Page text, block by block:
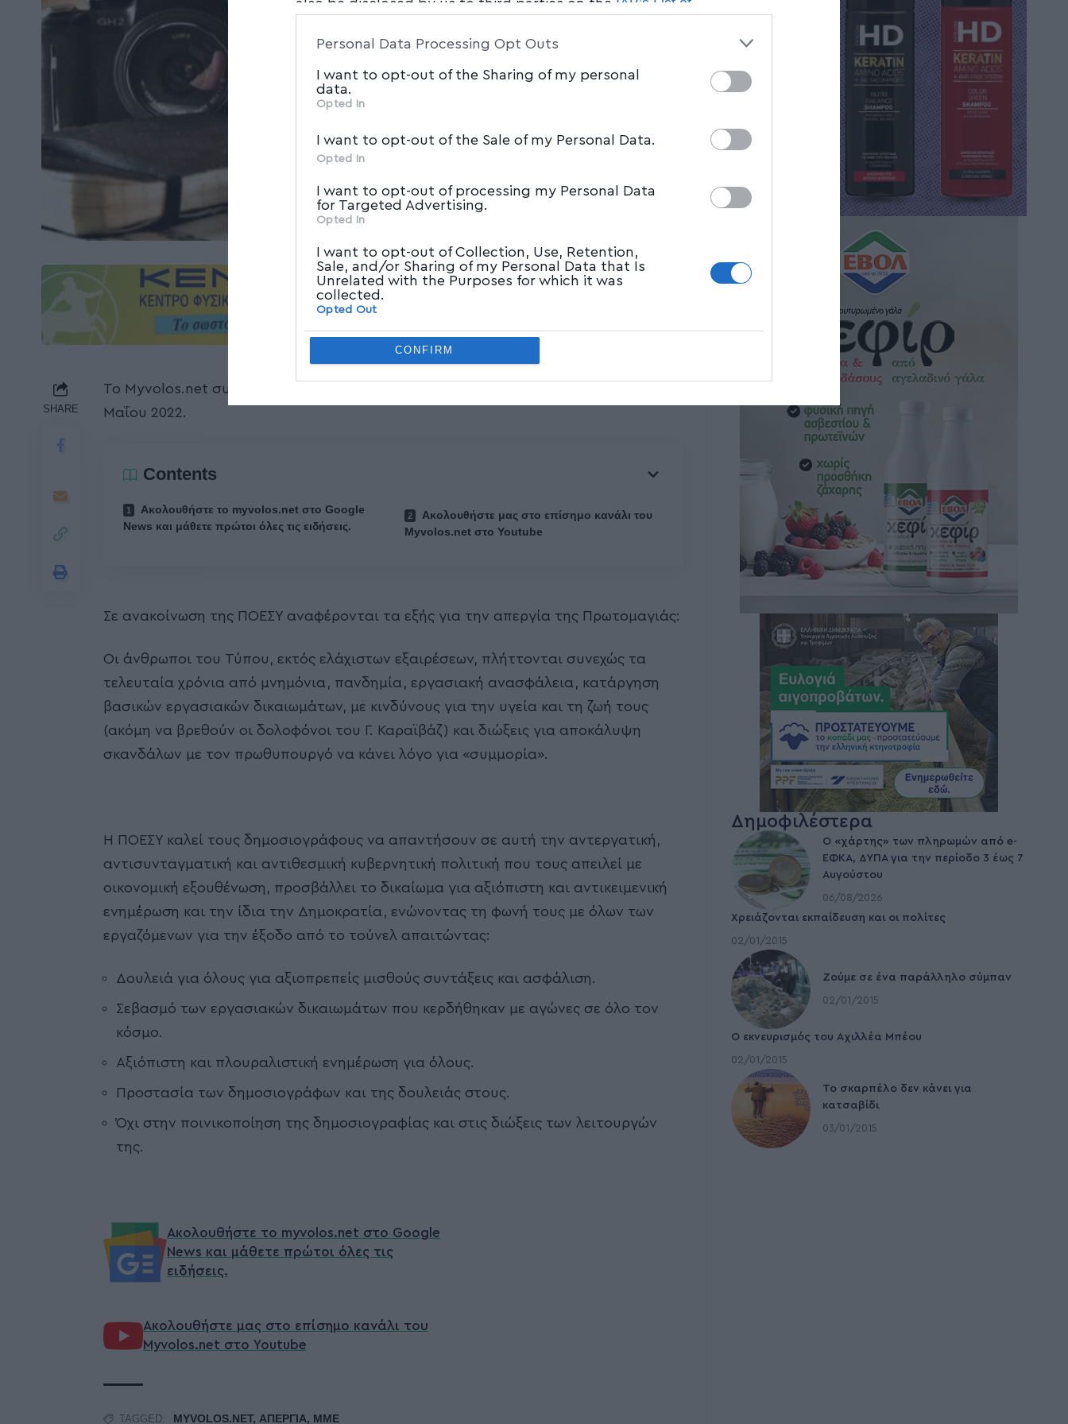
also be disclosed by us to third parties on the IAB’s List of
parties.
Personal Data Processing Opt Outs
I want to opt-out of the Sharing of my personal
data.
Opted In
I want to opt-out of the Sale of my Personal Data.
Opted In
I want to opt-out of processing my Personal Data
for Targeted Advertising.
Opted In
I want to opt-out of Collection, Use, Retention,
Sale, and/or Sharing of my Personal Data that Is
Unrelated with the Purposes for which it was
collected.
Opted Out
CONFIRM
SHARE
Το Myvolos.net συμμετέχει στην 24ωρη απεργία στα ΜΜΕ, σήμερα Δευτέρα 2
Μαΐου 2022.
Contents
Ακολουθήστε το myvolos.net στο Google
News και μάθετε πρώτοι όλες τις ειδήσεις.
Ακολουθήστε μας στο επίσημο κανάλι του
Myvolos.net στο Youtube
Σε ανακοίνωση της ΠΟΕΣΥ αναφέρονται τα εξής για την απεργία της Πρωτομαγιάς:
Οι άνθρωποι του Τύπου, εκτός ελάχιστων εξαιρέσεων, πλήττονται συνεχώς τα
τελευταία χρόνια από μνημόνια, πανδημία, εργασιακή ανασφάλεια, κατάργηση
βασικών εργασιακών δικαιωμάτων, με κινδύνους για την υγεία και τη ζωή τους
(ακόμη να βρεθούν οι δολοφόνοι του Γ. Καραϊβάζ) και διώξεις για αποκάλυψη
σκανδάλων με τον πρωθυπουργό να κάνει λόγο για «συμμορία».
Η ΠΟΕΣΥ καλεί τους δημοσιογράφους να απαντήσουν σε αυτή την αντεργατική,
αντισυνταγματική και αντιθεσμική κυβερνητική πολιτική που τους απειλεί με
οικονομική εξουθένωση, προσβάλλει το δικαίωμα για αξιόπιστη και αντικειμενική
ενημέρωση και την ίδια την Δημοκρατία, ενώνοντας τη φωνή τους με όλων των
εργαζόμενων για την έξοδο από το τούνελ απαιτώντας:
Δουλειά για όλους για αξιοπρεπείς μισθούς συντάξεις και ασφάλιση.
Σεβασμό των εργασιακών δικαιωμάτων που κερδήθηκαν με αγώνες σε όλο τον
κόσμο.
Αξιόπιστη και πλουραλιστική ενημέρωση για όλους.
Προστασία των δημοσιογράφων και της δουλειάς στους.
Όχι στην ποινικοποίηση της δημοσιογραφίας και στις διώξεις των λειτουργών
της.
Ακολουθήστε το myvolos.net στο Google
News και μάθετε πρώτοι όλες τις
ειδήσεις.
Ακολουθήστε μας στο επίσημο κανάλι του
Myvolos.net στο Youtube
TAGGED: MYVOLOS.NET, ΑΠΕΡΓΙΑ, ΜΜΕ
Δημοφιλέστερα
Ο «χάρτης» των πληρωμών από e-
ΕΦΚΑ, ΔΥΠΑ για την περίοδο 3 έως 7
Αυγούστου
06/08/2026
Χρειάζονται εκπαίδευση και οι πολίτες
02/01/2015
Ζούμε σε ένα παράλληλο σύμπαν
02/01/2015
Ο εκνευρισμός του Αχιλλέα Μπέου
02/01/2015
To σκαρπέλο δεν κάνει για
κατσαβίδι
03/01/2015